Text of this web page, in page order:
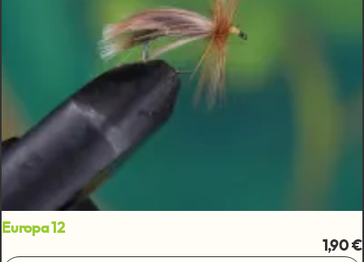
Europa 12
1,90 €